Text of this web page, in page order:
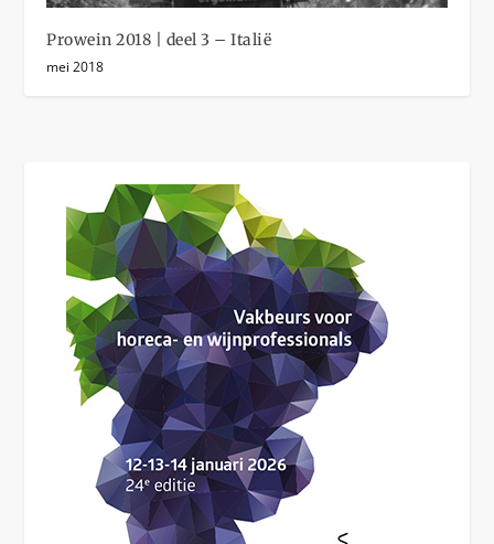
Prowein 2018 | deel 3 – Italië
mei 2018